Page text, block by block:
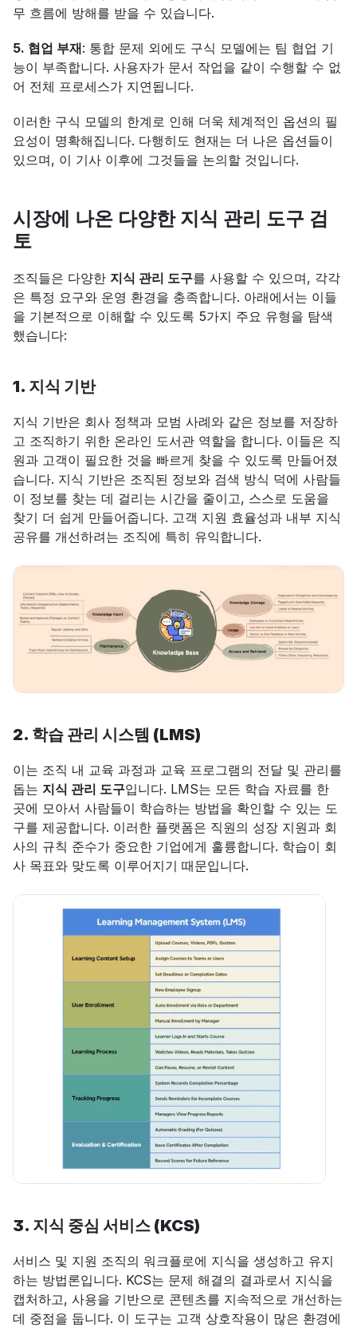
무 흐름에 방해를 받을 수 있습니다.
5. 협업 부재: 통합 문제 외에도 구식 모델에는 팀 협업 기
능이 부족합니다. 사용자가 문서 작업을 같이 수행할 수 없
어 전체 프로세스가 지연됩니다.
이러한 구식 모델의 한계로 인해 더욱 체계적인 옵션의 필
요성이 명확해집니다. 다행히도 현재는 더 나은 옵션들이
있으며, 이 기사 이후에 그것들을 논의할 것입니다.
시장에 나온 다양한 지식 관리 도구 검
토
조직들은 다양한 지식 관리 도구를 사용할 수 있으며, 각각
은 특정 요구와 운영 환경을 충족합니다. 아래에서는 이들
을 기본적으로 이해할 수 있도록 5가지 주요 유형을 탐색
했습니다:
1. 지식 기반
지식 기반은 회사 정책과 모범 사례와 같은 정보를 저장하
고 조직하기 위한 온라인 도서관 역할을 합니다. 이들은 직
원과 고객이 필요한 것을 빠르게 찾을 수 있도록 만들어졌
습니다. 지식 기반은 조직된 정보와 검색 방식 덕에 사람들
이 정보를 찾는 데 걸리는 시간을 줄이고, 스스로 도움을
찾기 더 쉽게 만들어줍니다. 고객 지원 효율성과 내부 지식
공유를 개선하려는 조직에 특히 유익합니다.
2. 학습 관리 시스템 (LMS)
이는 조직 내 교육 과정과 교육 프로그램의 전달 및 관리를
돕는 지식 관리 도구입니다. LMS는 모든 학습 자료를 한
곳에 모아서 사람들이 학습하는 방법을 확인할 수 있는 도
구를 제공합니다. 이러한 플랫폼은 직원의 성장 지원과 회
사의 규칙 준수가 중요한 기업에게 훌륭합니다. 학습이 회
사 목표와 맞도록 이루어지기 때문입니다.
3. 지식 중심 서비스 (KCS)
서비스 및 지원 조직의 워크플로에 지식을 생성하고 유지
하는 방법론입니다. KCS는 문제 해결의 결과로서 지식을
캡처하고, 사용을 기반으로 콘텐츠를 지속적으로 개선하는
데 중점을 둡니다. 이 도구는 고객 상호작용이 많은 환경에